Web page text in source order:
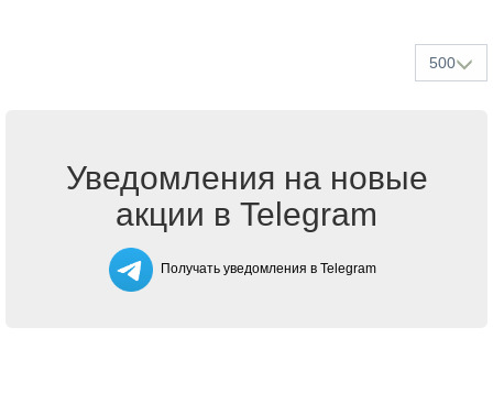
500
Уведомления на новые
акции в Telegram
Получать уведомления в Telegram